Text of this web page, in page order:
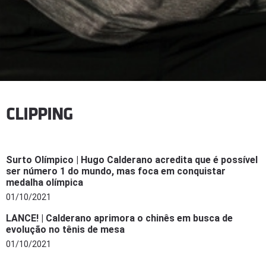
CLIPPING
Surto Olímpico | Hugo Calderano acredita que é possível
ser número 1 do mundo, mas foca em conquistar
medalha olímpica
01/10/2021
LANCE! | Calderano aprimora o chinês em busca de
evolução no tênis de mesa
01/10/2021